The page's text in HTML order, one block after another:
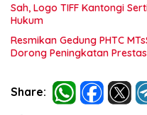
Sah, Logo TIFF Kantongi
Hukum
Resmikan Gedung PHTC
Dorong Peningkatan
Share: